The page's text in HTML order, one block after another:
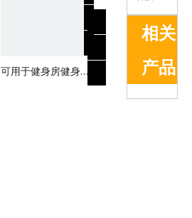
可用于健身房健身的
相关
产品